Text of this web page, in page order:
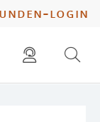
login